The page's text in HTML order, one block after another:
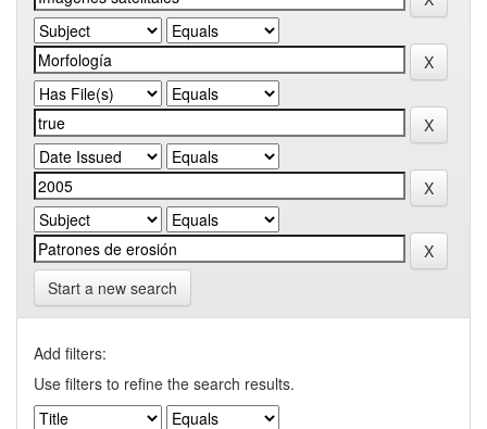
Start a new search
Add filters:
Use filters to refine the search results.